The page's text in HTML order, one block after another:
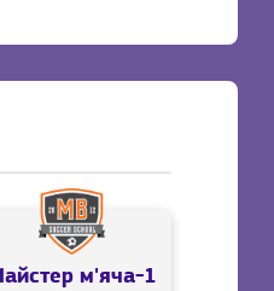
м'яча-1